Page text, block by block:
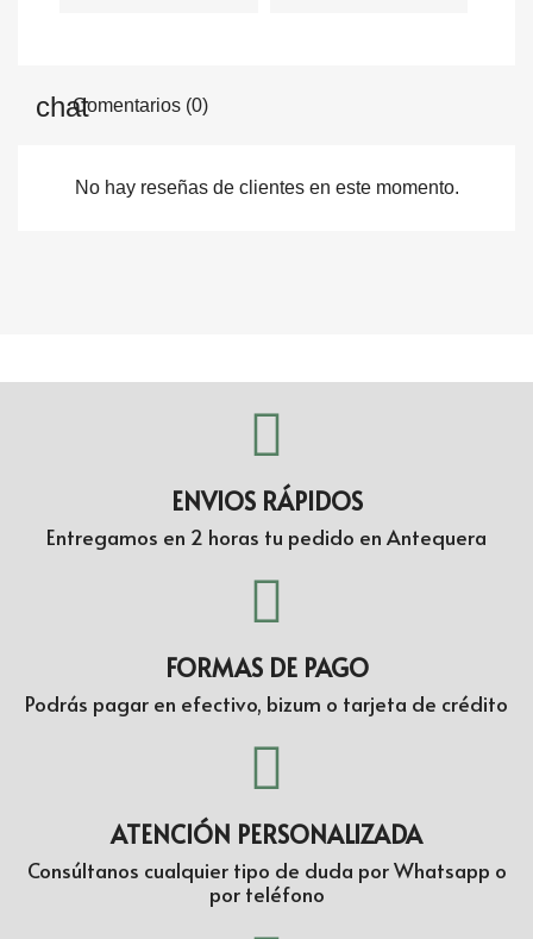
Comentarios (0)
No hay reseñas de clientes en este momento.
ENVIOS RÁPIDOS
Entregamos en 2 horas tu pedido en Antequera
FORMAS DE PAGO
Podrás pagar en efectivo, bizum o tarjeta de crédito
ATENCIÓN PERSONALIZADA
Consúltanos cualquier tipo de duda por Whatsapp o
por teléfono